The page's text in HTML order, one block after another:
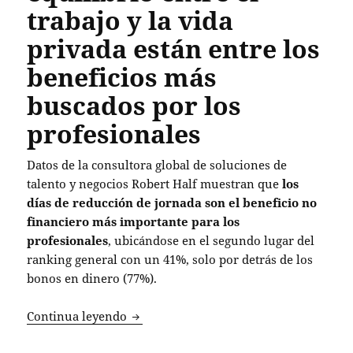
trabajo y la vida
privada están entre los
beneficios más
buscados por los
profesionales
Datos de la consultora global de soluciones de
talento y negocios Robert Half muestran quelos
días de reducción de jornada son el beneficio no
financiero más importante para los
profesionales, ubicándose en el segundo lugar del
ranking general con un 41%, solo por detrás de los
bonos en dinero (77%).
Continua leyendo Flexibilidad y equilibrio entre el